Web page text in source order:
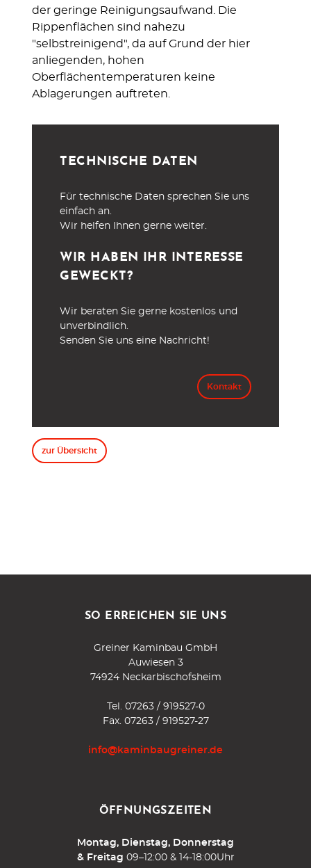
der geringe Reinigungsaufwand. Die
Rippenflächen sind nahezu
"selbstreinigend", da auf Grund der hier
anliegenden, hohen
Oberflächentemperaturen keine
Ablagerungen auftreten.
TECHNISCHE DATEN
Für technische Daten sprechen Sie uns
einfach an.
Wir helfen Ihnen gerne weiter.
WIR HABEN IHR INTERESSE
GEWECKT?
Wir beraten Sie gerne kostenlos und
unverbindlich.
Senden Sie uns eine Nachricht!
Kontakt
zur Übersicht
SO ERREICHEN SIE UNS
Greiner Kaminbau GmbH
Auwiesen 3
74924 Neckarbischofsheim
Tel. 07263 / 919527-0
Fax. 07263 / 919527-27
info@kaminbaugreiner.de
ÖFFNUNGSZEITEN
Montag, Dienstag, Donnerstag
& Freitag 09–12:00 & 14-18:00Uhr